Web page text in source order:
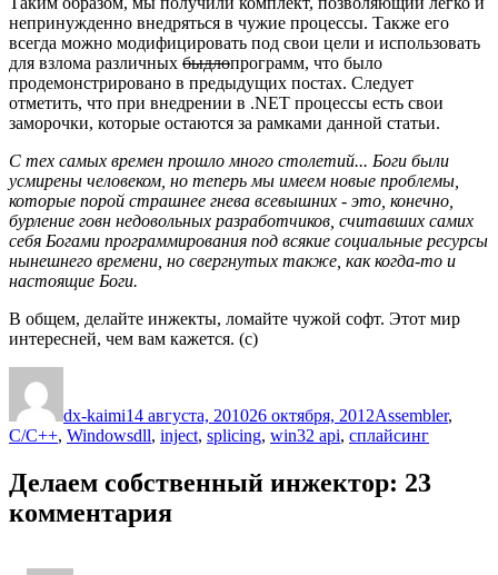
непринужденно внедряться в чужие процессы. Также его
всегда можно модифицировать под свои цели и использовать
для взлома различных быдлопрограмм, что было
продемонстрировано в предыдущих постах. Следует
отметить, что при внедрении в .NET процессы есть свои
заморочки, которые остаются за рамками данной статьи.
С тех самых времен прошло много столетий... Боги были
усмирены человеком, но теперь мы имеем новые проблемы,
которые порой страшнее гнева всевышних - это, конечно,
бурление говн недовольных разработчиков, считавших самих
себя Богами программирования под всякие социальные ресурсы
нынешнего времени, но свергнутых также, как когда-то и
настоящие Боги.
В общем, делайте инжекты, ломайте чужой софт. Этот мир
интересней, чем вам кажется. (с)
dx-kaimi14 августа, 201026 октября, 2012Assembler,
C/C++, WindowsМетки
dll, inject, splicing, win32 api, сплайсинг
Делаем собственный инжектор: 23
комментария